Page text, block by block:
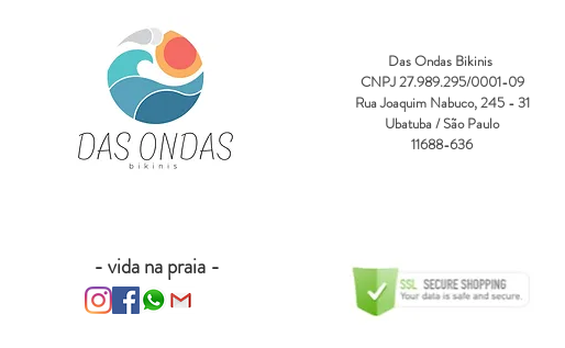
Das Ondas Bikinis
CNPJ 27.989.295/0001-09
Rua Joaquim Nabuco, 245 - 31
Ubatuba / São Paulo
11688-636
- vida na praia -